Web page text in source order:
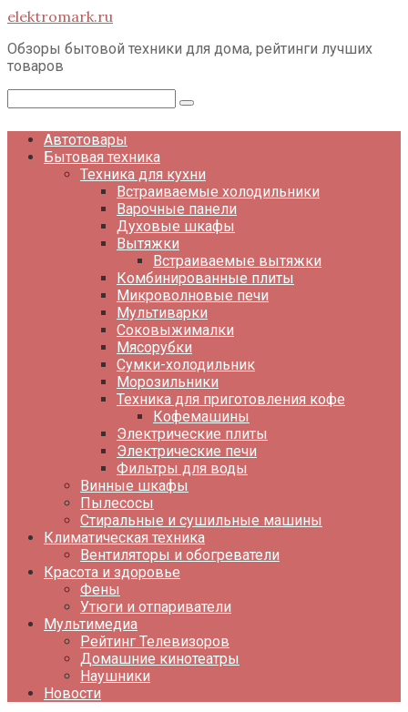
Перейти
контенту
elektromark.ru
Обзоры бытовой техники для дома, рейтинги лучших
товаров
Автотовары
Бытовая техника
Техника для кухни
Встраиваемые холодильники
Варочные панели
Духовые шкафы
Вытяжки
Встраиваемые вытяжки
Комбинированные плиты
Микроволновые печи
Мультиварки
Соковыжималки
Мясорубки
Сумки-холодильник
Морозильники
Техника для приготовления кофе
Кофемашины
Электрические плиты
Электрические печи
Фильтры для воды
Винные шкафы
Пылесосы
Стиральные и сушильные машины
Климатическая техника
Вентиляторы и обогреватели
Красота и здоровье
Фены
Утюги и отпариватели
Мультимедиа
Рейтинг Телевизоров
Домашние кинотеатры
Наушники
Новости